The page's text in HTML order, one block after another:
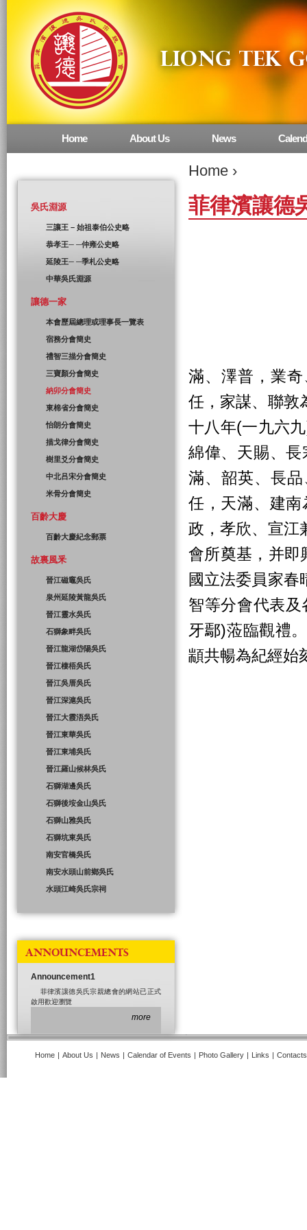
Home ›
菲律濱讓德
滿、澤普，業
任，家謀、聯敦
十八年(一九六
綿偉、天賜、
滿、韶英、長
任，天滿、建
政，孝欣、宣江
會所奠基，并即
國立法委員家春
智等分會代表
牙鄢)蒞臨觀禮
顓共暢為紀經始
Main menu
Home About Us News
吳氏淵源
三讓王 – 始祖泰伯公史略
恭孝王─ ─仲雍公史略
延陵王─ ─季札公史略
中華吳氏淵源
讓德一家
本會歷屆總理或理事長一覽表
宿務分會簡史
禮智三描分會簡史
三寶顏分會簡史
納卯分會簡史
東棉省分會簡史
怡朗分會簡史
描戈律分會簡史
樹里爻分會簡史
中北吕宋分會簡史
米骨分會簡史
百齡大慶
百齡大慶紀念郵票
故裏風釆
晉江磁竈吳氏
泉州延陵黃龍吳氏
晉江靈水吳氏
石獅象畔吳氏
晉江龍湖岱陽吳氏
晉江棲梧吳氏
晉江吳厝吳氏
晉江深滬吳氏
晉江大霞浯吳氏
晉江東華吳氏
晉江東埔吳氏
晉江羅山候林吳氏
石獅湖邊吳氏
石獅後垵金山吳氏
石獅山雅吳氏
石獅坑東吳氏
南安官橋吳氏
南安水頭山前鄉吳氏
水頭江崎吳氏宗祠
ANNOUNCEMENTS
Announcement1
菲律濱讓德吳氏宗親總會的網站已正式
啟用歡迎瀏覽
more
Home | About Us | News | Calendar of Events | Photo Gallery | Links | Contacts